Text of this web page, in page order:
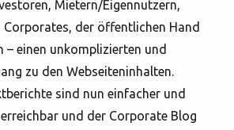
Mietern/Eigennutzern,
der öffentlichen Hand
– einen unkomplizierten und
zu den Webseiteninhalten.
sind nun einfacher und
und der Corporate Blog